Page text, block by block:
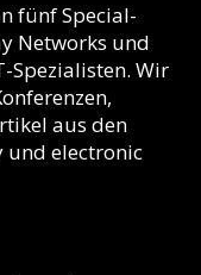
fünf Special-
Networks und
Spezialisten. Wir
aus den
und electronic